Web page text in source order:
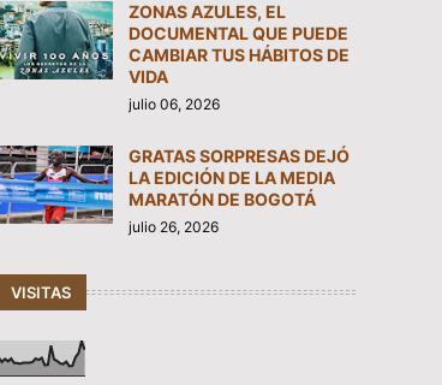
ZONAS AZULES, EL
DOCUMENTAL QUE PUEDE
CAMBIAR TUS HÁBITOS DE
VIDA
julio 06, 2026
GRATAS SORPRESAS DEJÓ
LA EDICIÓN DE LA MEDIA
MARATÓN DE BOGOTÁ
julio 26, 2026
VISITAS